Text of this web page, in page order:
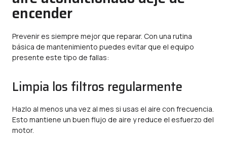
encender
Prevenir es siempre mejor que reparar. Con una rutina
básica de mantenimiento puedes evitar que el equipo
presente este tipo de fallas:
Limpia los filtros regularmente
Hazlo al menos una vez al mes si usas el aire con frecuencia.
Esto mantiene un buen flujo de aire y reduce el esfuerzo del
motor.